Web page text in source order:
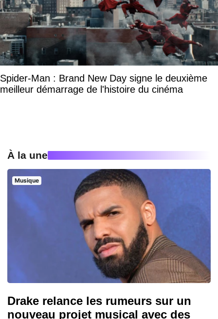
Spider-Man : Brand New Day signe le deuxième
meilleur démarrage de l'histoire du cinéma
À la une
Musique
Drake relance les rumeurs sur un
nouveau projet musical avec des